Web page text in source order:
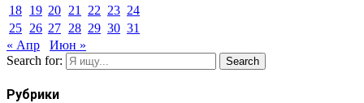
18 19 20 21 22 23 24
25 26 27 28 29 30 31
« Апр
Июн »
Search for:
Search
Рубрики